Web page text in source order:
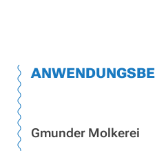
Gmunder Molkerei